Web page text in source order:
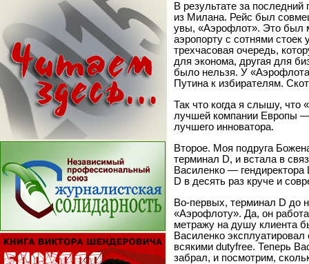
В результате за
из Милана. Рейс был
увы, «Аэрофлот». Это был
аэропорту с сотнями стоек
трехчасовая очередь,
для эконома, другая для
было нельзя. У
Путина к избирателям.
Так что когда я слышу, что
лучшей компании Европы —
лучшего инноватора.
Второе. Моя подруга
терминал D, и встала в
Василенко —
D в десять раз круче и
Во-первых, терминал D до
«Аэрофлоту». Да, он
метражу на душу клиента
Василенко
всякими dutyfree. Теперь
забрал, и посмотрим,